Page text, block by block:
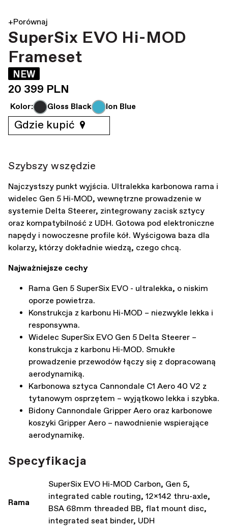
+Porównaj
SuperSix EVO Hi-MOD
Frameset
NEW
20 399 PLN
Kolor: Gloss Black Ion Blue
Gdzie kupić
Szybszy wszędzie
Najczystszy punkt wyjścia. Ultralekka karbonowa rama i
widelec Gen 5 Hi-MOD, wewnętrzne prowadzenie w
systemie Delta Steerer, zintegrowany zacisk sztycy
oraz kompatybilność z UDH. Gotowa pod elektroniczne
napędy i nowoczesne profile kół. Wyścigowa baza dla
kolarzy, którzy dokładnie wiedzą, czego chcą.
Najważniejsze cechy
Rama Gen 5 SuperSix EVO - ultralekka, o niskim
oporze powietrza.
Konstrukcja z karbonu Hi-MOD – niezwykle lekka i
responsywna.
Widelec SuperSix EVO Gen 5 Delta Steerer –
konstrukcja z karbonu Hi-MOD. Smukłe
prowadzenie przewodów łączy się z dopracowaną
aerodynamiką.
Karbonowa sztyca Cannondale C1 Aero 40 V2 z
tytanowym osprzętem – wyjątkowo lekka i szybka.
Bidony Cannondale Gripper Aero oraz karbonowe
koszyki Gripper Aero – nawodnienie wspierające
aerodynamikę.
Specyfikacja
Rama
SuperSix EVO Hi-MOD Carbon, Gen 5,
integrated cable routing, 12x142 thru-axle,
BSA 68mm threaded BB, flat mount disc,
integrated seat binder, UDH